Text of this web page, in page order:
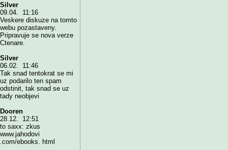
Silver
09.04. 11:16
Veskere diskuze na tomto
webu pozastaveny.
Pripravuje se nova verze
Ctenare.
Silver
06.02. 11:46
Tak snad tentokrat se mi
uz podarilo ten spam
odstinit, tak snad se uz
tady neobjevi
Dooren
28.12. 12:51
to saxx: zkus
www.jahodovi
.com/ebooks. html